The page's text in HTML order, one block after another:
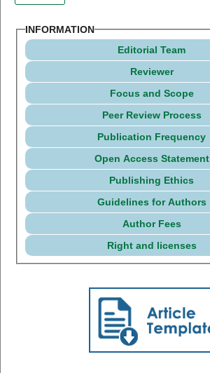
INFORMATION
Editorial Team
Reviewer
Focus and Scope
Peer Review Process
Publication Frequency
Open Access Statement
Publishing Ethics
Guidelines for Authors
Author Fees
Right and licenses